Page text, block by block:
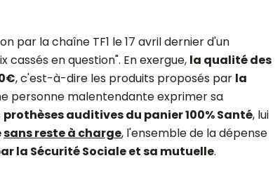
par la chaîne TF1 le 17 avril dernier d'un
en question". En exergue, la qualité des
, c'est-à-dire les produits proposés par la
personne malentendante exprimer sa
prothèses auditives du panier 100% Santé, lui
sans reste à charge, l'ensemble de la dépense
la Sécurité Sociale et sa mutuelle.